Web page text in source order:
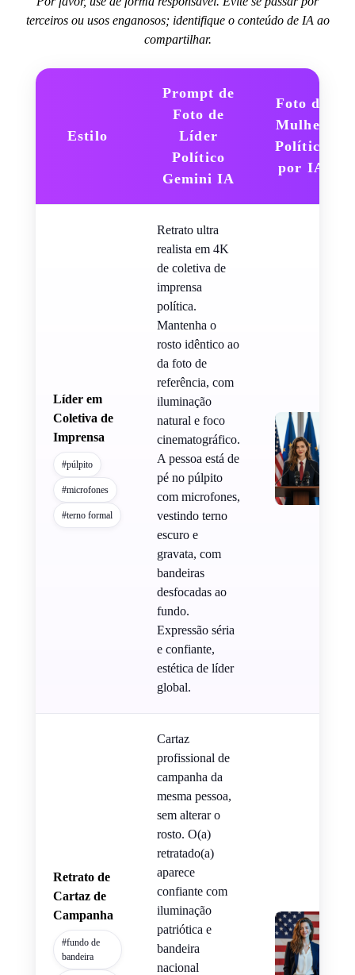
terceiros ou usos enganosos; identifique o conteúdo de IA ao
compartilhar.
Estilo
Prompt de
Foto de
Líder
Político
Gemini IA
Foto de
Mulher
Política
por IA
Líder em
Coletiva de
Imprensa
#púlpito
#microfones
#terno formal
Retrato ultra
realista em 4K
de coletiva de
imprensa
política.
Mantenha o
rosto idêntico ao
da foto de
referência, com
iluminação
natural e foco
cinematográfico.
A pessoa está de
pé no púlpito
com microfones,
vestindo terno
escuro e
gravata, com
bandeiras
desfocadas ao
fundo.
Expressão séria
e confiante,
estética de líder
global.
Retrato de
Cartaz de
Campanha
#fundo de
bandeira
Cartaz
profissional de
campanha da
mesma pessoa,
sem alterar o
rosto. O(a)
retratado(a)
aparece
confiante com
iluminação
patriótica e
bandeira
nacional